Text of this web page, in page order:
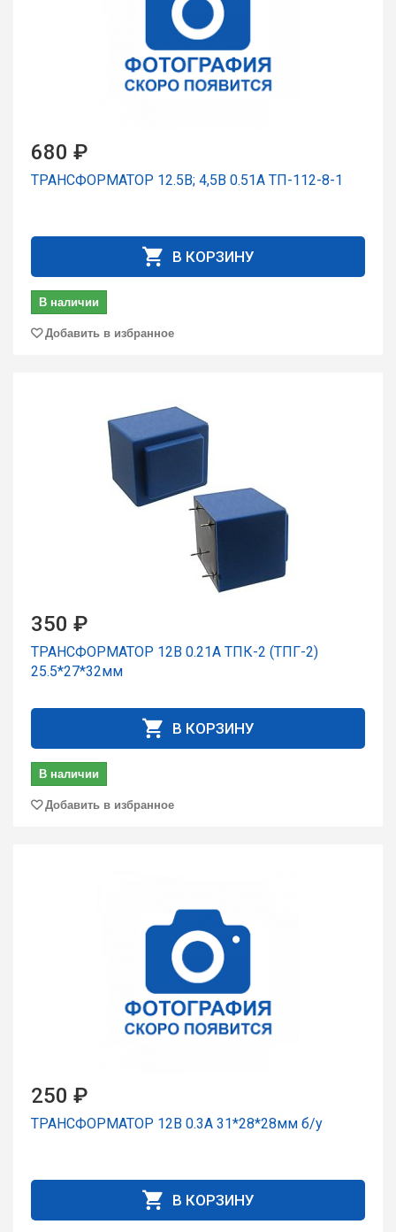
680 ₽
ТРАНСФОРМАТОР 12.5В; 4,5В 0.51А ТП-112-8-1
В КОРЗИНУ
В наличии
Добавить в избранное
350 ₽
ТРАНСФОРМАТОР 12В 0.21А ТПК-2 (ТПГ-2)
25.5*27*32мм
В КОРЗИНУ
В наличии
Добавить в избранное
250 ₽
ТРАНСФОРМАТОР 12В 0.3А 31*28*28мм б/у
В КОРЗИНУ